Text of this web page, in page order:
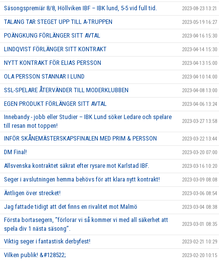
Säsongspremiär 8/8, Höllviken IBF – IBK lund, 5-5 vid full tid. 2023-08-23 13:21
TALANG TAR STEGET UPP TILL A-TRUPPEN 2023-05-19 16:27
POÄNGKUNG FÖRLÄNGER SITT AVTAL 2023-04-16 15:30
LINDQVIST FÖRLÄNGER SITT KONTRAKT 2023-04-14 15:30
NYTT KONTRAKT FÖR ELIAS PERSSON 2023-04-13 15:00
OLA PERSSON STANNAR I LUND 2023-04-10 14:00
SSL-SPELARE ÅTERVÄNDER TILL MODERKLUBBEN 2023-04-08 13:00
EGEN PRODUKT FÖRLÄNGER SITT AVTAL 2023-04-06 13:24
Innebandy - jobb eller Studier – IBK Lund söker Ledare och spelare
till resan mot toppen!
2023-03-27 13:58
INFÖR SKÅNEMÄSTERSKAPSFINALEN MED PRIM & PERSSON 2023-03-22 13:44
DM Final! 2023-03-20 07:00
Allsvenska kontraktet säkrat efter rysare mot Karlstad IBF. 2023-03-16 10:20
Seger i avslutningen hemma behövs för att klara nytt kontrakt! 2023-03-09 08:08
Äntligen över strecket! 2023-03-06 08:54
Jag fattade tidigt att det finns en rivalitet mot Malmö 2023-03-04 08:38
Första bortasegern, ’’förlorar vi så kommer vi med all säkerhet att
spela div 1 nästa säsong’’.
2023-03-01 08:35
Viktig seger i fantastisk derbyfest! 2023-02-21 10:29
Vilken publik! &#128522; 2023-02-20 10:15